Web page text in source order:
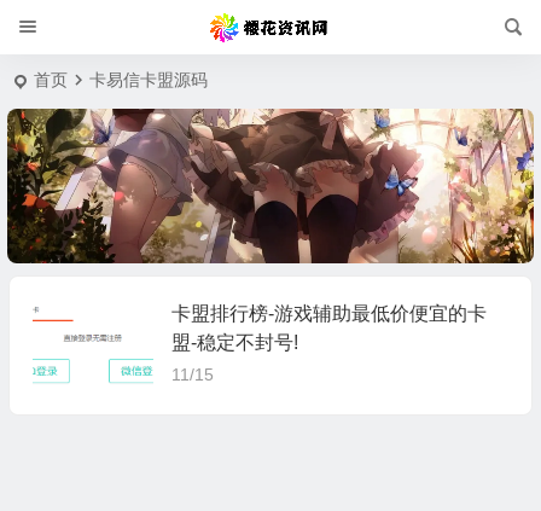
首页 卡易信卡盟源码
卡盟排行榜-游戏辅助最低价便宜的卡
盟-稳定不封号!
11/15